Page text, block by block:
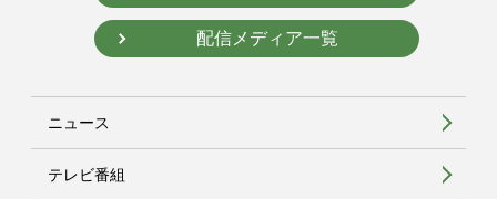
配信メディア一覧
ニュース
テレビ番組